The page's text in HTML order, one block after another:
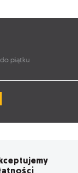
chwili koszulki
garniturków.
- dodatkowo w
piątku